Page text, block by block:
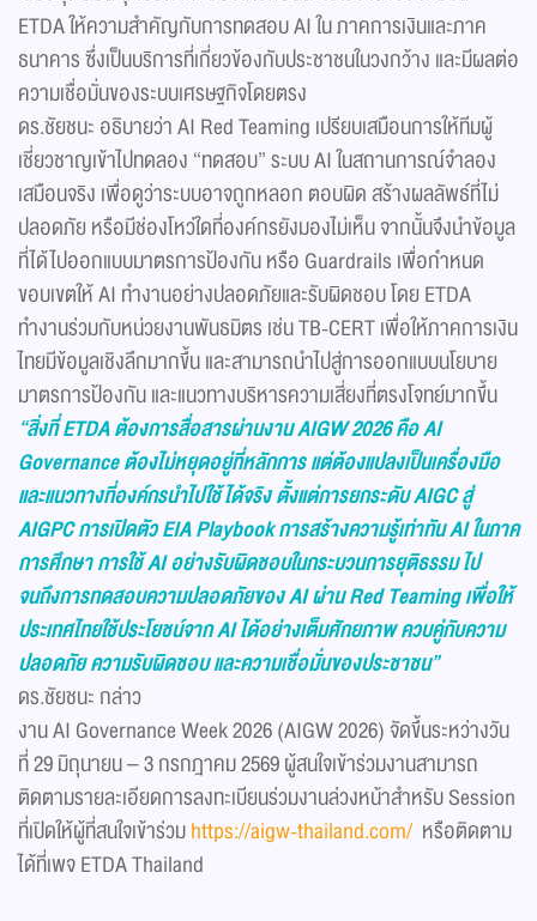
ETDA ให้ความสำคัญกับการทดสอบ AI ใน ภาคการเงินและภาค
ธนาคาร ซึ่งเป็นบริการที่เกี่ยวข้องกับประชาชนในวงกว้าง และมีผลต่อ
ความเชื่อมั่นของระบบเศรษฐกิจโดยตรง
ดร.ชัยชนะ อธิบายว่า AI Red Teaming เปรียบเสมือนการให้ทีมผู้
เชี่ยวชาญเข้าไปทดลอง “ทดสอบ” ระบบ AI ในสถานการณ์จำลอง
เสมือนจริง เพื่อดูว่าระบบอาจถูกหลอก ตอบผิด สร้างผลลัพธ์ที่ไม่
ปลอดภัย หรือมีช่องโหว่ใดที่องค์กรยังมองไม่เห็น จากนั้นจึงนำข้อมูล
ที่ได้ไปออกแบบมาตรการป้องกัน หรือ Guardrails เพื่อกำหนด
ขอบเขตให้ AI ทำงานอย่างปลอดภัยและรับผิดชอบ โดย ETDA
ทำงานร่วมกับหน่วยงานพันธมิตร เช่น TB-CERT เพื่อให้ภาคการเงิน
ไทยมีข้อมูลเชิงลึกมากขึ้น และสามารถนำไปสู่การออกแบบนโยบาย
มาตรการป้องกัน และแนวทางบริหารความเสี่ยงที่ตรงโจทย์มากขึ้น
“สิ่งที่ETDAต้องการสื่อสารผ่านงานAIGW 2026คือAI
Governanceต้องไม่หยุดอยู่ที่หลักการ แต่ต้องแปลงเป็นเครื่องมือ
และแนวทางที่องค์กรนำไปใช้ได้จริง ตั้งแต่การยกระดับAIGCสู่
AIGPCการเปิดตัวEIA Playbookการสร้างความรู้เท่าทันAIในภาค
การศึกษา การใช้AIอย่างรับผิดชอบในกระบวนการยุติธรรม ไป
จนถึงการทดสอบความปลอดภัยของAIผ่านRed Teamingเพื่อให้
ประเทศไทยใช้ประโยชน์จากAIได้อย่างเต็มศักยภาพ ควบคู่กับความ
ปลอดภัย ความรับผิดชอบ และความเชื่อมั่นของประชาชน”
ดร.ชัยชนะ กล่าว
งาน AI Governance Week 2026 (AIGW 2026) จัดขึ้นระหว่างวัน
ที่ 29 มิถุนายน – 3 กรกฎาคม 2569 ผู้สนใจเข้าร่วมงานสามารถ
ติดตามรายละเอียดการลงทะเบียนร่วมงานล่วงหน้าสำหรับ Session
ที่เปิดให้ผู้ที่สนใจเข้าร่วมhttps://aigw-thailand.com/ หรือติดตาม
ได้ที่เพจ ETDA Thailand